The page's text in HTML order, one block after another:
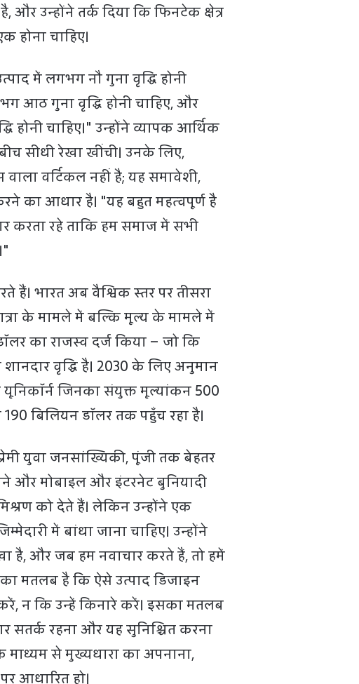
और उन्होंने तर्क दिया कि फिनटेक क्षेत्र
चाहिए।
में लगभग नौ गुना वृद्धि होनी
आठ गुना वृद्धि होनी चाहिए, और
होनी चाहिए।" उन्होंने व्यापक आर्थिक
सीधी रेखा खींची। उनके लिए,
वर्टिकल नहीं है; यह समावेशी,
का आधार है। "यह बहुत महत्वपूर्ण है
करता रहे ताकि हम समाज में सभी
भारत अब वैश्विक स्तर पर तीसरा
के मामले में बल्कि मूल्य के मामले में
का राजस्व दर्ज किया – जो कि
वृद्धि है। 2030 के लिए अनुमान
जिनका संयुक्त मूल्यांकन 500
बिलियन डॉलर तक पहुँच रहा है।
युवा जनसांख्यिकी, पूंजी तक बेहतर
और मोबाइल और इंटरनेट बुनियादी
को देते हैं। लेकिन उन्होंने एक
में बांधा जाना चाहिए। उन्होंने
है, और जब हम नवाचार करते हैं, तो हमें
मतलब है कि ऐसे उत्पाद डिजाइन
न कि उन्हें किनारे करें। इसका मतलब
सतर्क रहना और यह सुनिश्चित करना
से मुख्यधारा का अपनाना,
आधारित हो।